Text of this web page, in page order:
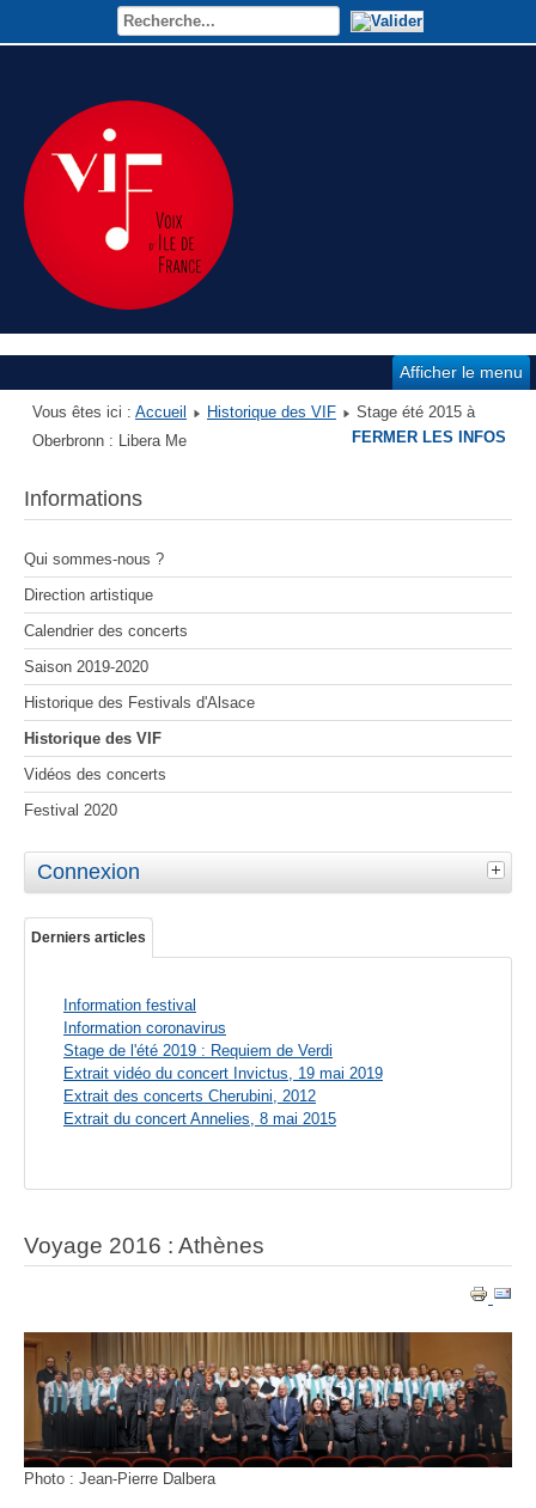
Afficher le menu
Vous êtes ici : Accueil Historique des VIF
Stage été 2015 à
Oberbronn : Libera Me
Informations
Qui sommes-nous ?
Direction artistique
Calendrier des concerts
Saison 2019-2020
Historique des Festivals d'Alsace
Historique des VIF
Vidéos des concerts
Festival 2020
Connexion
Derniers articles
Information festival
Information coronavirus
Stage de l'été 2019 : Requiem de Verdi
Extrait vidéo du concert Invictus, 19 mai 2019
Extrait des concerts Cherubini, 2012
Extrait du concert Annelies, 8 mai 2015
Voyage 2016 : Athènes
Photo : Jean-Pierre Dalbera
FERMER LES INFOS